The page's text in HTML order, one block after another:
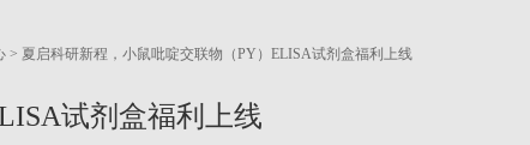
> 夏启科研新程，小鼠吡啶交联物（PY）ELISA试剂盒福利上线
试剂盒福利上线